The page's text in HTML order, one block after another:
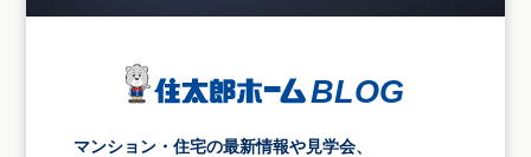
マンション・住宅の最新情報や見学会、